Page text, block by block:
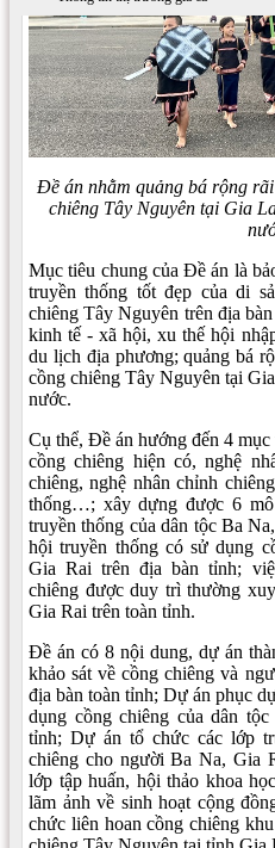
Đề án nhằm quảng bá rộng
chiêng Tây Nguyên tại Gia
Mục tiêu chung của Đề án là
truyền thống tốt đẹp của di
chiêng Tây Nguyên trên địa
kinh tế - xã hội, xu thế hội
du lịch địa phương; quảng bá
cồng chiêng Tây Nguyên tại
nước.
Cụ thể, Đề án hướng đến 4
cồng chiêng hiện có, nghệ
chiêng, nghệ nhân chỉnh
thống…; xây dựng được 6
truyền thống của dân tộc Ba
hội truyền thống có sử dụng
Gia Rai trên địa bàn tỉnh;
chiêng được duy trì thường
Gia Rai trên toàn tỉnh.
Đề án có 8 nội dung, dự án
khảo sát về cồng chiêng và
địa bàn toàn tỉnh; Dự án phục
dụng cồng chiêng của dân
tỉnh; Dự án tổ chức các lớp
chiêng cho người Ba Na, Gia
lớp tập huấn, hội thảo khoa
lãm ảnh về sinh hoạt cộng
chức liên hoan cồng chiêng